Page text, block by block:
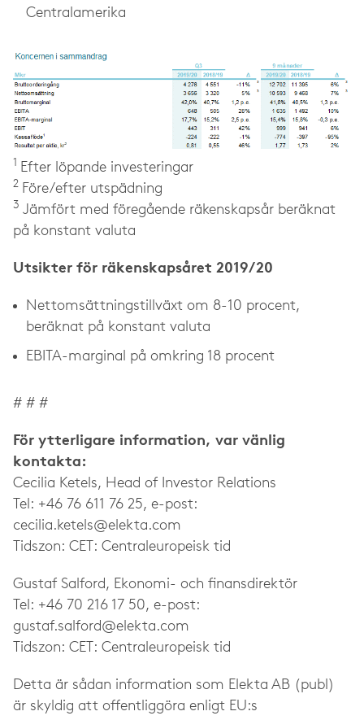
Centralamerika
Efter löpande investeringar
2 Före/efter utspädning
3 Jämfört med föregående räkenskapsår beräknat
på konstant valuta
Utsikter för räkenskapsåret 2019/20
Nettomsättningstillväxt om 8-10 procent,
beräknat på konstant valuta
EBITA-marginal på omkring 18 procent
# # #
För ytterligare information, var vänlig
kontakta:
Cecilia Ketels, Head of Investor Relations
Tel: +46 76 611 76 25, e-post:
cecilia.ketels@elekta.com
Tidszon: CET: Centraleuropeisk tid
Gustaf Salford, Ekonomi- och finansdirektör
Tel: +46 70 216 17 50, e-post:
gustaf.salford@elekta.com
Tidszon: CET: Centraleuropeisk tid
Detta är sådan information som Elekta AB (publ)
är skyldig att offentliggöra enligt EU:s